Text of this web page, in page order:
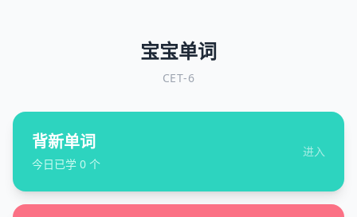
宝宝单词
CET-6
背新单词
今日已学 0 个
进入